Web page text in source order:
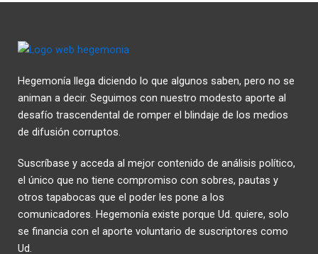
Hegemonía llega diciendo lo que algunos saben, pero no se
animan a decir. Seguimos con nuestro modesto aporte al
desafío trascendental de romper el blindaje de los medios
de difusión corruptos.
Suscríbase y acceda al mejor contenido de análisis político,
el único que no tiene compromiso con sobres, pautas y
otros tapabocas que el poder les pone a los
comunicadores. Hegemonía existe porque Ud. quiere, solo
se financia con el aporte voluntario de suscriptores como
Ud.